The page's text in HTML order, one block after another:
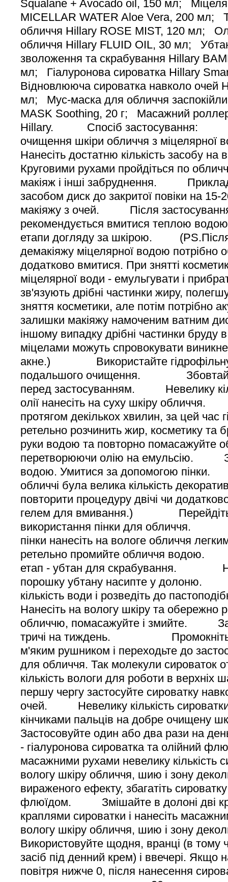
Squalane + Avocado oil, 150 мл;
MICELLAR WATER Aloe Vera, 200 мл;
обличчя Hillary ROSE MIST, 120 мл;
обличчя Hillary FLUID OIL, 30 мл;
зволоження та скрабування Hillary
мл; Гіалуронова сироватка Hillary
Відновлююча сироватка навколо очей
мл; Мус-маска для обличчя
MASK Soothing, 20 г; Масажний
Hillary. Спосіб застосування:
очищення шкіри обличчя з
Нанесіть достатню кількість
Круговими рухами пройдіться по
макіяж і інші забруднення.
засобом диск до закритої повіки на 15-
макіяжу з очей. Після застосування
рекомендується вмитися теплою водою
етапи догляду за шкірою.
демакіяжу міцелярної водою потрібно
додатково вмитися. При знятті
міцелярної води - емульгувати і
зв'язують дрібні частинки жиру,
зняття косметики, але потім потрібно
залишки макіяжу намоченим ватним
іншому випадку дрібні частинки бруду в
міцелами можуть спровокувати
акне.) Використайте
подальшого очищення. Збовтайте
перед застосуванням. Невелику
олії нанесіть на суху шкіру
протягом декількох хвилин, за цей час
ретельно розчинить жир, косметику
руки водою та повторно помасажуйте
перетворюючи олію на емульсію.
водою. Умитися за допомогою
обличчі була велика кількість
повторити процедуру двічі чи
гелем для вмивання.)
використання пінки для обличчя.
пінки нанесіть на вологе обличчя
ретельно промийте обличчя
етап - убтан для скрабування.
порошку убтану насипте у долоню.
кількість води і розведіть до
Нанесіть на вологу шкіру та обережно
обличчю, помасажуйте і змийте.
тричі на тиждень. Промокніть
м'яким рушником і переходьте до
для обличчя. Так молекули сироваток
кількість вологи для роботи в
першу чергу застосуйте сироватку
очей. Невелику кількість сироватки
кінчиками пальців на добре очищену
Застосовуйте один або два
- гіалуронова сироватка та
масажними рухами невелику кількість
вологу шкіру обличчя, шию і зону
вираженого ефекту, збагатіть
флюїдом. Змішайте в долоні дві
краплями сироватки і нанесіть
вологу шкіру обличчя, шию і зону
Використовуйте щодня, вранці (в тому
засіб під денний крем) і ввечері. Якщо
повітря нижче 0, після нанесення